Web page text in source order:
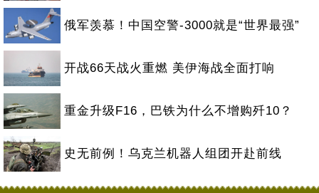
俄军羡慕！中国空警-3000就是“世界最强”
开战66天战火重燃 美伊海战全面打响
重金升级F16，巴铁为什么不增购歼10？
史无前例！乌克兰机器人组团开赴前线